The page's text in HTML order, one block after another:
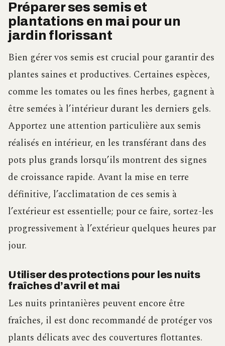
Préparer ses semis et
plantations en mai pour un
jardin florissant
Bien gérer vos semis est crucial pour garantir des
plantes saines et productives. Certaines espèces,
comme les tomates ou les fines herbes, gagnent à
être semées à l’intérieur durant les derniers gels.
Apportez une attention particulière aux semis
réalisés en intérieur, en les transférant dans des
pots plus grands lorsqu’ils montrent des signes
de croissance rapide. Avant la mise en terre
définitive, l’acclimatation de ces semis à
l’extérieur est essentielle; pour ce faire, sortez-les
progressivement à l’extérieur quelques heures par
jour.
Utiliser des protections pour les nuits
fraîches d’avril et mai
Les nuits printanières peuvent encore être
fraîches, il est donc recommandé de protéger vos
plants délicats avec des couvertures flottantes.